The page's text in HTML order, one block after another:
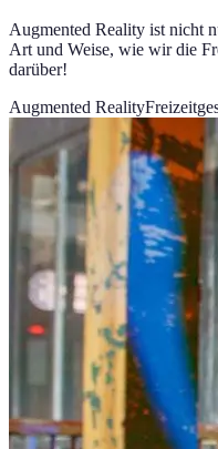
Augmented Reality ist nicht
Art und Weise, wie wir die
darüber!
Augmented Reality